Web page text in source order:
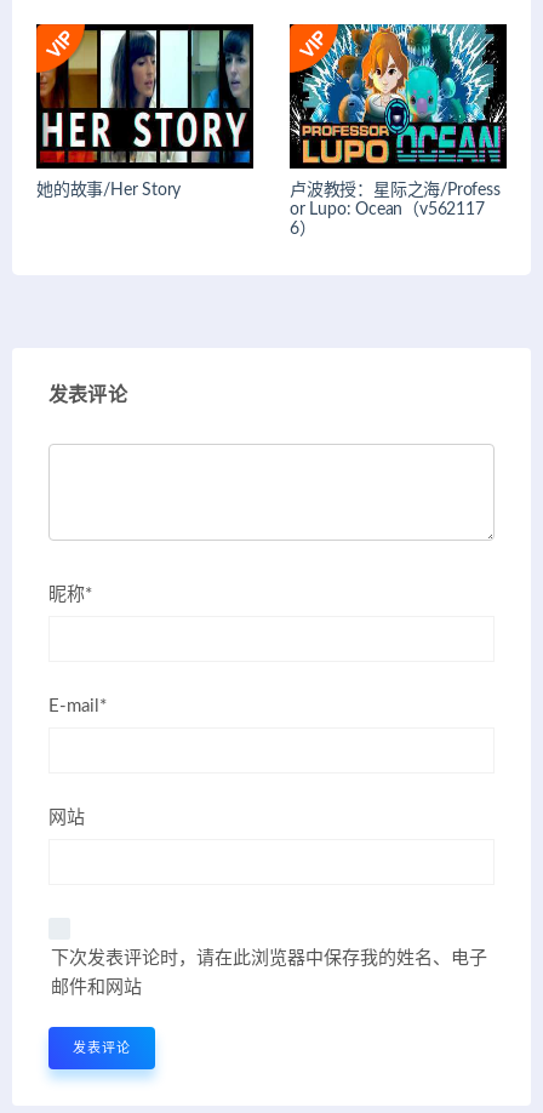
她的故事/Her Story
卢波教授：星际之海/Profess
or Lupo: Ocean（v562117
6）
发表评论
昵称*
E-mail*
网站
下次发表评论时，请在此浏览器中保存我的姓名、电子
邮件和网站